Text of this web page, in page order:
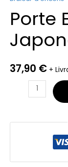
Porte
37,90 € +
Japonais
Dragon